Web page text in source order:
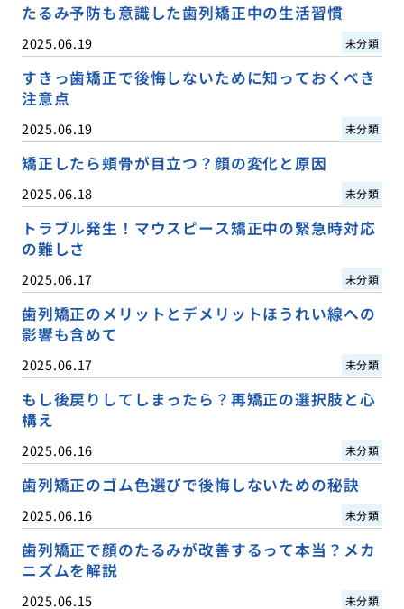
たるみ予防も意識した歯列矯正中の生活習慣
2025.06.19 未分類
すきっ歯矯正で後悔しないために知っておくべき
注意点
2025.06.19 未分類
矯正したら頬骨が目立つ？顔の変化と原因
2025.06.18 未分類
トラブル発生！マウスピース矯正中の緊急時対応
の難しさ
2025.06.17 未分類
歯列矯正のメリットとデメリットほうれい線への
影響も含めて
2025.06.17 未分類
もし後戻りしてしまったら？再矯正の選択肢と心
構え
2025.06.16 未分類
歯列矯正のゴム色選びで後悔しないための秘訣
2025.06.16 未分類
歯列矯正で顔のたるみが改善するって本当？メカ
ニズムを解説
2025.06.15 未分類